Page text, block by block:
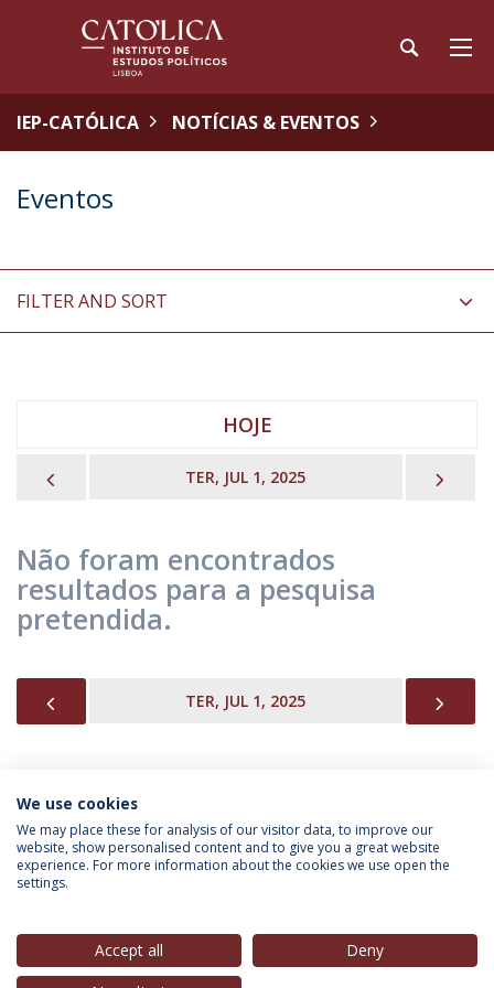
IEP-CATÓLICA NOTÍCIAS & EVENTOS
Eventos
FILTER AND SORT
HOJE
TER, JUL 1, 2025
Não foram encontrados
resultados para a pesquisa
pretendida.
TER, JUL 1, 2025
INFORMAÇÃO PARA
We use cookies
We may place these for analysis of our visitor data, to improve our
website, show personalised content and to give you a great website
experience. For more information about the cookies we use open the
settings.
Accept all
Deny